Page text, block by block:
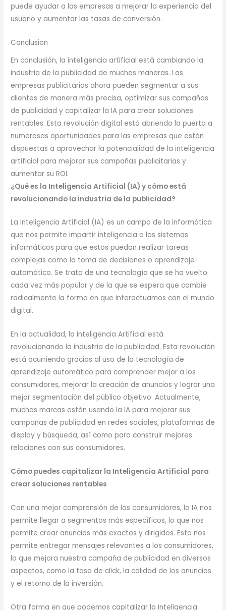
puede ayudar a las empresas a mejorar la experiencia del
usuario y aumentar las tasas de conversión.
Conclusion
En conclusión, la inteligencia artificial está cambiando la
industria de la publicidad de muchas maneras. Las
empresas publicitarias ahora pueden segmentar a sus
clientes de manera más precisa, optimizar sus campañas
de publicidad y capitalizar la IA para crear soluciones
rentables. Esta revolución digital está abriendo la puerta a
numerosas oportunidades para las empresas que están
dispuestas a aprovechar la potencialidad de la inteligencia
artificial para mejorar sus campañas publicitarias y
aumentar su ROI.
¿Qué es la Inteligencia Artificial (IA) y cómo está
revolucionando la industria de la publicidad?
La Inteligencia Artificial (IA) es un campo de la informática
que nos permite impartir inteligencia a los sistemas
informáticos para que estos puedan realizar tareas
complejas como la toma de decisiones o aprendizaje
automático. Se trata de una tecnología que se ha vuelto
cada vez más popular y de la que se espera que cambie
radicalmente la forma en que interactuamos con el mundo
digital.
En la actualidad, la Inteligencia Artificial está
revolucionando la industria de la publicidad. Esta revolución
está ocurriendo gracias al uso de la tecnología de
aprendizaje automático para comprender mejor a los
consumidores, mejorar la creación de anuncios y lograr una
mejor segmentación del público objetivo. Actualmente,
muchas marcas están usando la IA para mejorar sus
campañas de publicidad en redes sociales, plataformas de
display y búsqueda, así como para construir mejores
relaciones con sus consumidores.
Cómo puedes capitalizar la Inteligencia Artificial para
crear soluciones rentables
Con una mejor comprensión de los consumidores, la IA nos
permite llegar a segmentos más específicos, lo que nos
permite crear anuncios más exactos y dirigidos. Esto nos
permite entregar mensajes relevantes a los consumidores,
lo que mejora nuestra campaña de publicidad en diversos
aspectos, como la tasa de click, la calidad de los anuncios
y el retorno de la inversión.
Otra forma en que podemos capitalizar la Inteligencia